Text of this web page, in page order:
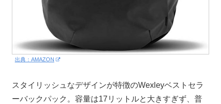
出典：AMAZON
スタイリッシュなデザインが特徴のWexleyベストセラ
ーバックパック。容量は17リットルと大きすぎず、普